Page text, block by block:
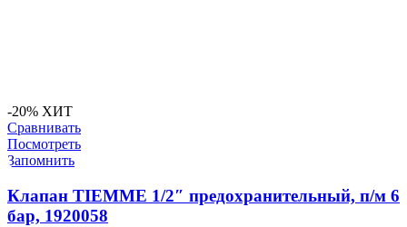
-20% ХИТ
Сравнивать
Посмотреть
Запомнить
Клапан TIEMME 1/2″ предохранительный, п/м 6
бар, 1920058